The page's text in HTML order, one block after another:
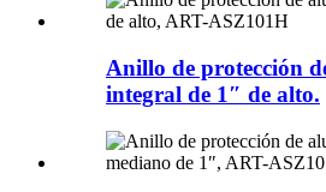
Anillo de protección
integral de 1″ de alto.